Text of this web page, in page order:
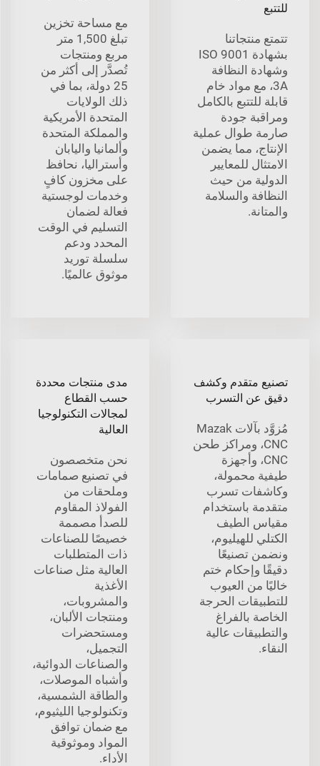
للتتبع
تتمتع منتجاتنا
بشهادة ISO 9001
وشهادة النظافة
3A، مع مواد خام
قابلة للتتبع بالكامل
ومراقبة جودة
صارمة طوال عملية
الإنتاج، مما يضمن
الامتثال للمعايير
الدولية من حيث
النظافة والسلامة
والمتانة.
مع مساحة تخزين
تبلغ 1,500 متر
مربع ومنتجات
تُصدَّر إلى أكثر من
25 دولة، بما في
ذلك الولايات
المتحدة الأمريكية
والمملكة المتحدة
وألمانيا واليابان
وأستراليا، نحافظ
على مخزون كافٍ
وخدمات لوجستية
فعالة لضمان
التسليم في الوقت
المحدد ودعم
سلسلة توريد
موثوق عالميًا.
تصنيع متقدم وكشف
دقيق عن التسرب
مُزوَّد بآلات Mazak
CNC، ومراكز طحن
CNC، وأجهزة
طيفية محمولة،
وكاشفات تسرب
متقدمة باستخدام
مقياس الطيف
الكتلي للهيليوم،
ونضمن تصنيعًا
دقيقًا وإحكام ختم
خاليًا من العيوب
للتطبيقات الحرجة
الخاصة بالفراغ
والتطبيقات عالية
النقاء.
مدى منتجات محددة
حسب القطاع
لمجالات التكنولوجيا
العالية
نحن متخصصون
في تصنيع صمامات
وملحقات من
الفولاذ المقاوم
للصدأ مصممة
خصيصًا للصناعات
ذات المتطلبات
العالية مثل صناعات
الأغذية
والمشروبات،
ومنتجات الألبان،
ومستحضرات
التجميل،
والصناعات الدوائية،
وأشباه الموصلات،
والطاقة الشمسية،
وتكنولوجيا الليثيوم،
مع ضمان توافق
المواد وموثوقية
الأداء.